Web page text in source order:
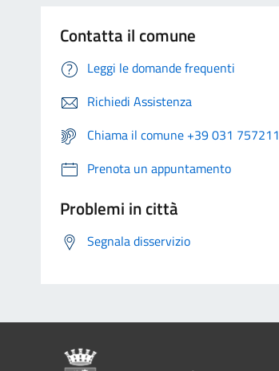
Contatta il comune
Leggi le domande frequenti
Richiedi Assistenza
Chiama il comune +39 031 757211
Prenota un appuntamento
Problemi in città
Segnala disservizio